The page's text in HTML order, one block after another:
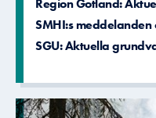
Region Gotland:
SMHI:s
SGU: Aktuella